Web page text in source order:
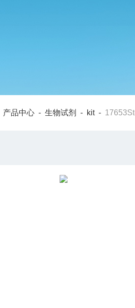
产品中心 - 生物试剂 - kit-